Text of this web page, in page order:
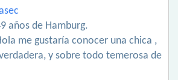
años de Hamburg.
me gustaría conocer una chica ,
y sobre todo temerosa de